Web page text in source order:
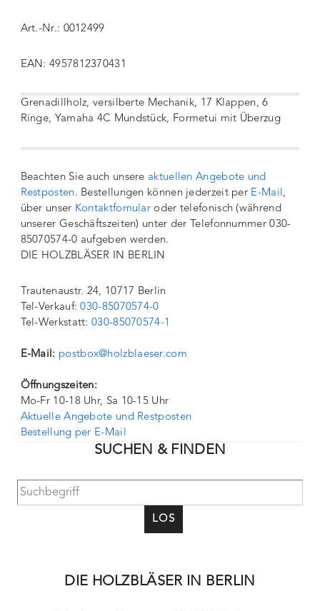
Art.-Nr.: 0012499
EAN: 4957812370431
Grenadillholz, versilberte Mechanik, 17 Klappen, 6
Ringe, Yamaha 4C Mundstück, Formetui mit Überzug
Beachten Sie auch unsere aktuellen Angebote und
Restposten. Bestellungen können jederzeit per E-Mail,
über unser Kontaktfomular oder telefonisch (während
unserer Geschäftszeiten) unter der Telefonnummer 030-
85070574-0 aufgeben werden.
DIE HOLZBLÄSER IN BERLIN
Trautenaustr. 24, 10717 Berlin
Tel-Verkauf:030-85070574-0
Tel-Werkstatt:030-85070574-1
E-Mail: postbox@holzblaeser.com
Öffnungszeiten:
Mo-Fr 10-18 Uhr, Sa 10-15 Uhr
Aktuelle Angebote und Restposten
Bestellung per E-Mail
SUCHEN & FINDEN
LOS
DIE HOLZBLÄSER IN BERLIN